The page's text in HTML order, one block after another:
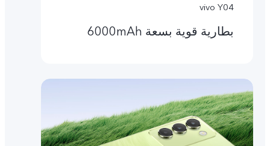
vivo Y04
بطارية قوية بسعة 6000mAh